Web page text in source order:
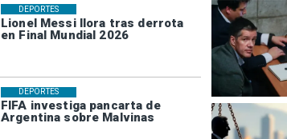
Lionel Messi llora tras derrota
en Final Mundial 2026
DEPORTES
FIFA investiga pancarta de
Argentina sobre Malvinas
DEPORTES